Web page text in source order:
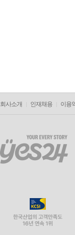
회사소개 인재채용 이용